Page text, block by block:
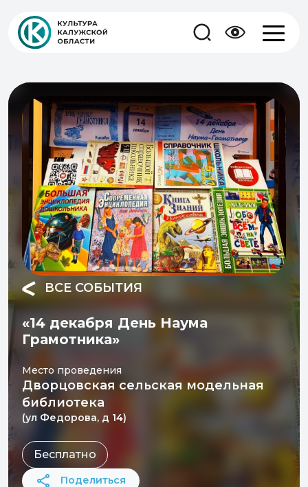
ВСЕ СОБЫТИЯ
«14 декабря День Наума
Грамотника»
Место проведения
Дворцовская сельская модельная
библиотека
(ул Федорова, д 14)
Бесплатно
Поделиться